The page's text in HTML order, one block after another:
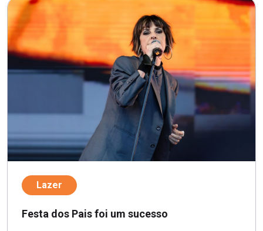
Lazer
Festa dos Pais foi um sucesso